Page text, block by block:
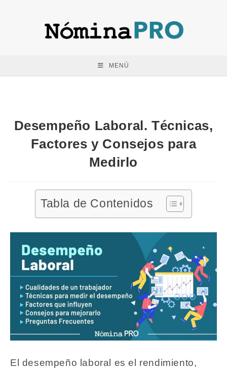
MENÚ
Desempeño Laboral. Técnicas,
Factores y Consejos para
Medirlo
Tabla de Contenidos
El desempeño laboral es el rendimiento,